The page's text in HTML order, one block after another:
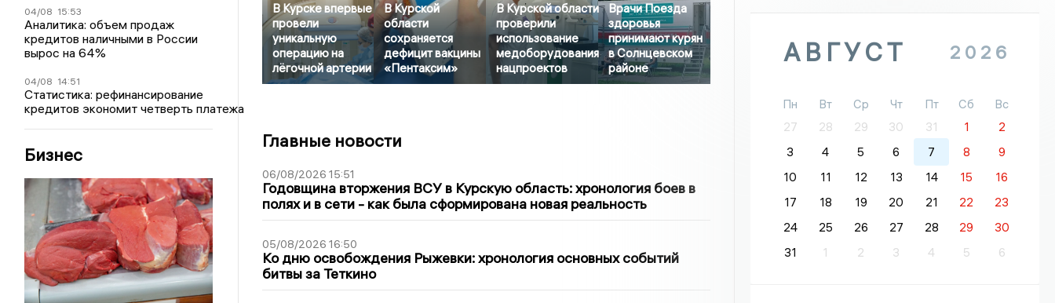
04/08 15:53
Аналитика: объем продаж
кредитов наличными в России
вырос на 64%
04/08 14:51
Статистика: рефинансирование
кредитов экономит четверть платежа
Бизнес
В Курске впервые
провели
уникальную
операцию на
лёгочной артерии
В Курской
области
сохраняется
дефицит вакцины
«Пентаксим»
В Курской области
проверили
использование
медоборудования
нацпроектов
Врачи Поезда
здоровья
принимают курян
в Солнцевском
районе
Главные новости
06/08/2026 15:51
Годовщина вторжения ВСУ в Курскую область: хронология боев в
полях и в сети - как была сформирована новая реальность
05/08/2026 16:50
Ко дню освобождения Рыжевки: хронология основных событий
битвы за Теткино
АВГУСТ 2026
Пн Вт Ср Чт Пт Сб
Вс
27
28 29 30 31 1
2
3
4 5 6 7 8
9
10
11 12 13 14 15
16
17
18 19 20 21 22
23
24
25 26 27 28 29
30
31
1 2 3 4 5 6